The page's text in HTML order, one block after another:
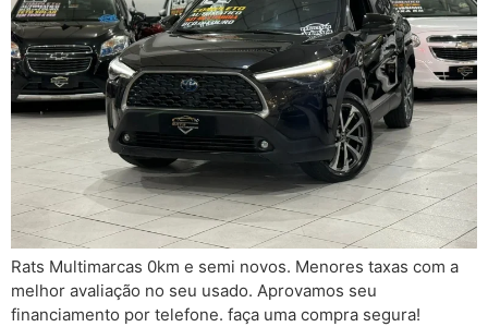
Rats Multimarcas 0km e semi novos. Menores taxas com a
melhor avaliação no seu usado. Aprovamos seu
financiamento por telefone. faça uma compra segura!